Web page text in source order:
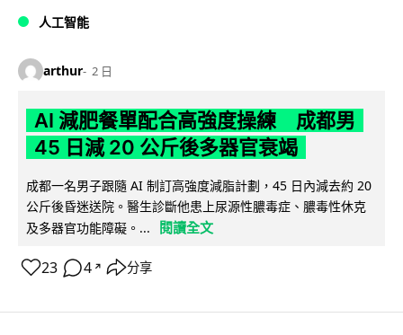
人工智能
arthur 2 日
AI 減肥餐單配合高強度操練 成都男
45 日減 20 公斤後多器官衰竭
成都一名男子跟隨 AI 制訂高強度減脂計劃，45 日內減去約 20
公斤後昏迷送院。醫生診斷他患上尿源性膿毒症、膿毒性休克
及多器官功能障礙。...
閱讀全文
23 4 ↗ 分享